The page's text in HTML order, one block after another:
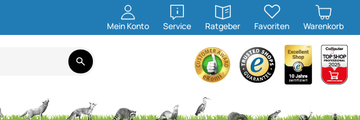
Mein Konto Service
öffnen
Ratgeber
öffnen
Favoriten Warenkorb